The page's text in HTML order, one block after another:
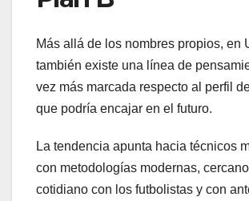
Más allá de los nombres propios, en
también existe una línea de
vez más marcada respecto al perfil
que podría encajar en el futuro.
La tendencia apunta hacia técnicos
con metodologías modernas,
cotidiano con los futbolistas y con